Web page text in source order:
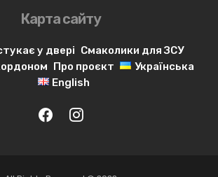
Карта сайту
у двері Смаколики для ЗСУ
Про проєкт
Українська
English